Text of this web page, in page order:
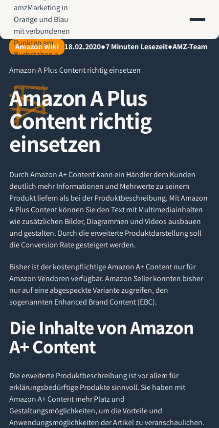
AMZ-Marketing.de - Amazon Agentur für profitables Wachstum
Amazon Wiki 18.02.2020●7Minuten Lesezeit●AMZ-Team
Amazon A Plus Content richtig einsetzen
Amazon A Plus
Content richtig
einsetzen
Durch Amazon A+ Content kann ein Händler dem Kunden
deutlich mehr Informationen und Mehrwerte zu seinem
Produkt liefern als bei der Produktbeschreibung. Mit Amazon
A Plus Content können Sie den Text mit Multimediainhalten
wie zusätzlichen Bilder, Diagrammen und Videos ausbauen
und gestalten. Durch die erweiterte Produktdarstellung soll
die Conversion Rate gesteigert werden.
Bisher ist der kostenpflichtige Amazon A+ Content nur für
Amazon Vendoren verfügbar. Amazon Seller konnten bisher
nur auf eine abgespeckte Variante zugreifen, den
sogenannten Enhanced Brand Content (EBC).
Die Inhalte von Amazon
A+ Content
Die erweiterte Produktbeschreibung ist vor allem für
erklärungsbedürftige Produkte sinnvoll. Sie haben mit
Amazon A+ Content mehr Platz und
Gestaltungsmöglichkeiten, um die Vorteile und
Anwendungsmöglichkeiten der Artikel zu veranschaulichen.